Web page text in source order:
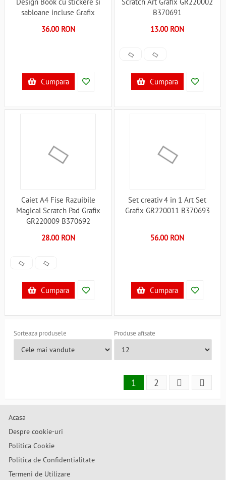
sabloane incluse Grafix
36.00 RON
Cumpara
B370691
13.00 RON
Cumpara
Caiet A4 Fise Razuibile
Magical Scratch Pad Grafix
GR220009 B370692
28.00 RON
Cumpara
Set creativ 4 in 1 Art Set
Grafix GR220011 B370693
56.00 RON
Cumpara
Sorteaza produsele Produse afisate
1 2
Acasa
Despre cookie-uri
Politica Cookie
Politica de Confidentialitate
Termeni de Utilizare